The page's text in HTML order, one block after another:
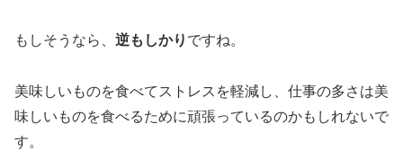
もしそうなら、 逆もしかり ですね。
美味しいものを食べてストレスを軽減し、仕事の多さは美
味しいものを食べるために頑張っているのかもしれないで
す。